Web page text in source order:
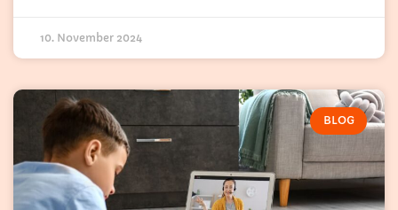
10. November 2024
BLOG